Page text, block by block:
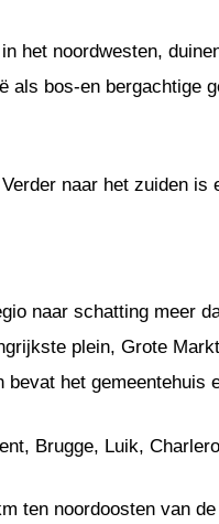
het noordwesten,
als bos-en bergachtige
naar het zuiden is
naar schatting meer
plein, Grote
het gemeentehuis
Brugge, Luik,
ten noordoosten van